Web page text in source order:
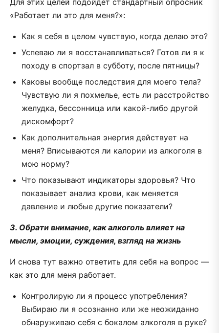
Для этих целей подойдет стандартный опросник
«Работает ли это для меня?»:
Как я себя в целом чувствую, когда делаю это?
Успеваю ли я восстанавливаться? Готов ли я к
походу в спортзал в субботу, после пятницы?
Каковы вообще последствия для моего тела?
Чувствую ли я похмелье, есть ли расстройство
желудка, бессонница или какой-либо другой
дискомфорт?
Как дополнительная энергия действует на
меня? Вписываются ли калории из алкоголя в
мою норму?
Что показывают индикаторы здоровья? Что
показывает анализ крови, как меняется
давление и любые другие показатели?
3. Обрати внимание, как алкоголь влияет на
мысли, эмоции, суждения, взгляд на жизнь
И снова тут важно ответить для себя на вопрос —
как это для меня работает.
Контролирую ли я процесс употребления?
Выбираю ли я осознанно или же неожиданно
обнаруживаю себя с бокалом алкоголя в руке?